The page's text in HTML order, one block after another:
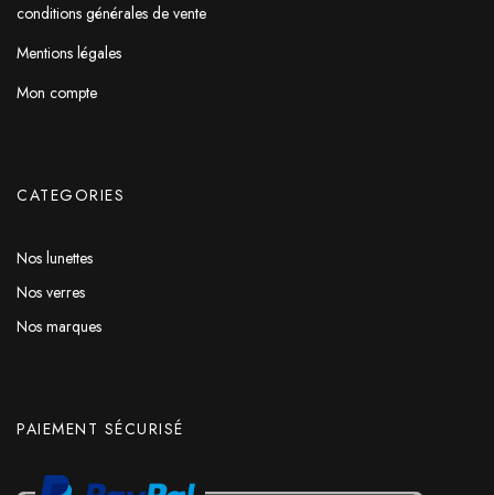
conditions générales de vente
Mentions légales
Mon compte
CATEGORIES
Nos lunettes
Nos verres
Nos marques
PAIEMENT SÉCURISÉ